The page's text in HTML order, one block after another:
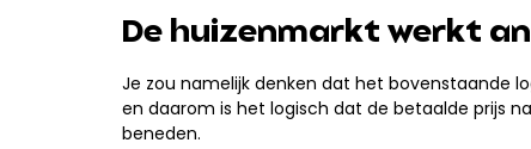
De huizenmarkt werkt
Je zou namelijk denken dat het bovenstaande
en daarom is het logisch dat de betaalde prijs
beneden.